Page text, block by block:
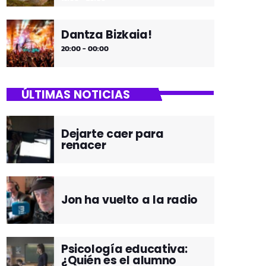
Dantza Bizkaia!
20:00 - 00:00
ÚLTIMAS NOTICIAS
Dejarte caer para
renacer
Jon ha vuelto a la radio
Psicología educativa:
¿Quién es el alumno